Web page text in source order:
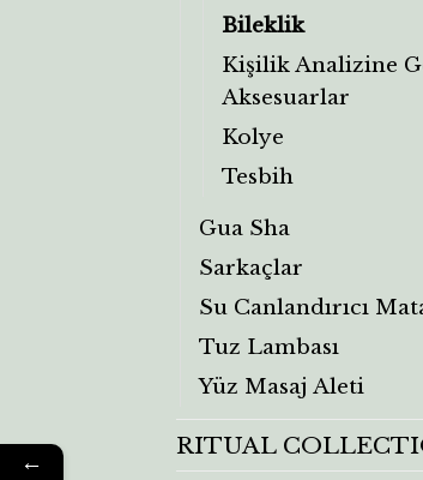
Bileklik
Kişilik Analizine
Aksesuarlar
Kolye
Tesbih
Gua Sha
Sarkaçlar
Su Canlandırıcı
Tuz Lambası
Yüz Masaj Aleti
RITUAL
←